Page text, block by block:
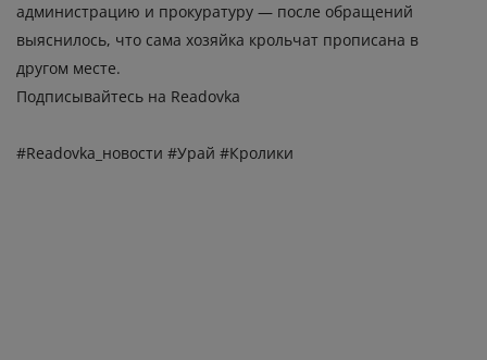
администрацию и прокуратуру — после обращений
выяснилось, что сама хозяйка крольчат прописана в
другом месте.
Подписывайтесь на Readovka
#Readovka_новости #Урай #Кролики